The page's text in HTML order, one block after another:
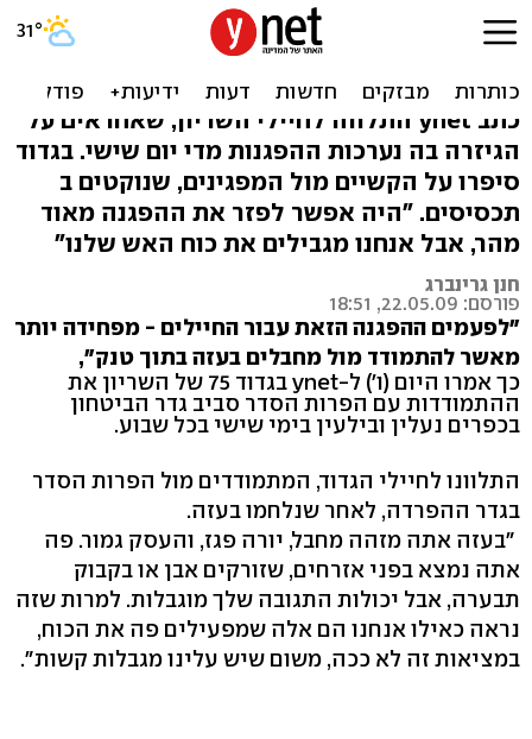
חיילים בהפגנה בבילעין: בעזה
כתב ynet התלווה לחיילי השריון, שאחראים על
הגיזרה בה נערכות ההפגנות מדי יום שישי. בגדוד
סיפרו על הקשיים מול המפגינים, שנוקטים ב
תכסיסים. "היה אפשר לפזר את ההפגנה מאוד
מהר, אבל אנחנו מגבילים את כוח האש שלנו"
חנן גרינברג
פורסם: 22.05.09, 18:51
"לפעמים ההפגנה הזאת עבור החיילים - מפחידה יותר
מאשר להתמודד מול מחבלים בעזה בתוך טנק",
כך אמרו היום (ו') ל-ynet בגדוד 75 של השריון את
ההתמודדות עם הפרות הסדר סביב גדר הביטחון
בכפרים נעלין ובילעין בימי שישי בכל שבוע.
התלוונו לחיילי הגדוד, המתמודדים מול הפרות הסדר
בגדר ההפרדה, לאחר שנלחמו בעזה.
"בעזה אתה מזהה מחבל, יורה פגז, והעסק גמור. פה
אתה נמצא בפני אזרחים, שזורקים אבן או בקבוק
תבערה, אבל יכולות התגובה שלך מוגבלות. למרות שזה
נראה כאילו אנחנו הם אלה שמפעילים פה את הכוח,
במציאות זה לא ככה, משום שיש עלינו מגבלות קשות".